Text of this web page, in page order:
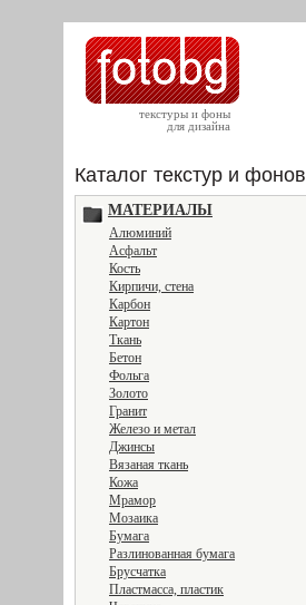
текстуры и фоны
для дизайна
Каталог текстур и фонов
МАТЕРИАЛЫ
Алюминий
Асфальт
Кость
Кирпичи, стена
Карбон
Картон
Ткань
Бетон
Фольга
Золото
Гранит
Железо и метал
Джинсы
Вязаная ткань
Кожа
Мрамор
Мозаика
Бумага
Разлинованная бумага
Брусчатка
Пластмасса, пластик